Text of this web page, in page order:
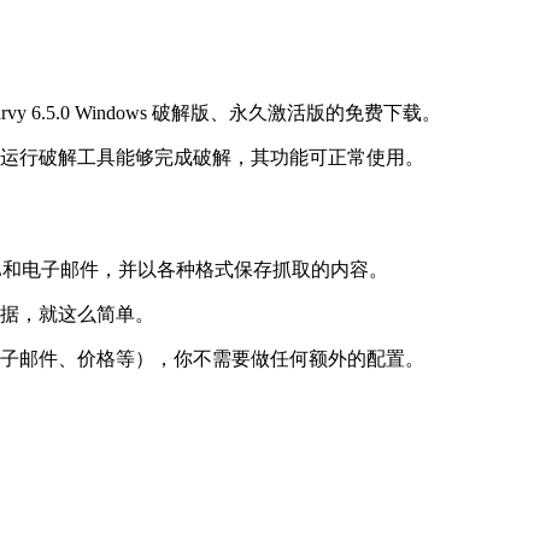
6.5.0 Windows 破解版、永久激活版的免费下载。
行破解工具能够完成破解，其功能可正常使用。
电子邮件，并以各种格式保存抓取的内容。
，就这么简单。
邮件、价格等），你不需要做任何额外的配置。